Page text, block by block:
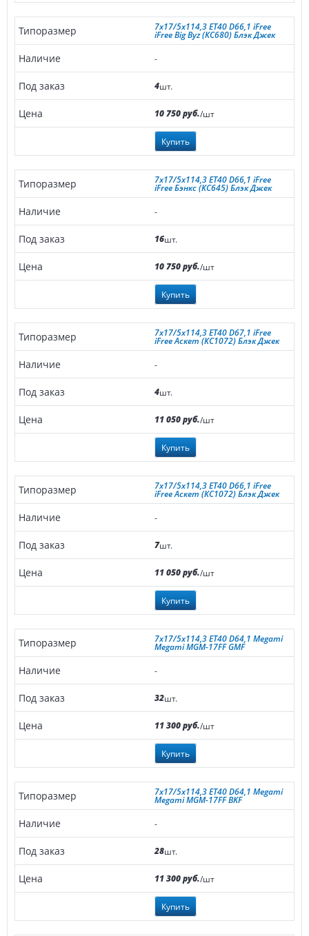
7x17/5x114,3 ET40 D66,1 iFree
iFree Big Byz (КС680) Блэк Джек
-
4шт.
10 750 руб./шт
Купить
7x17/5x114,3 ET40 D66,1 iFree
iFree Бэнкс (КС645) Блэк Джек
-
16шт.
10 750 руб./шт
Купить
7x17/5x114,3 ET40 D67,1 iFree
iFree Аскет (КС1072) Блэк Джек
-
4шт.
11 050 руб./шт
Купить
7x17/5x114,3 ET40 D66,1 iFree
iFree Аскет (КС1072) Блэк Джек
-
7шт.
11 050 руб./шт
Купить
7x17/5x114,3 ET40 D64,1 Megami
Megami MGM-17FF GMF
-
32шт.
11 300 руб./шт
Купить
7x17/5x114,3 ET40 D64,1 Megami
Megami MGM-17FF BKF
-
28шт.
11 300 руб./шт
Купить